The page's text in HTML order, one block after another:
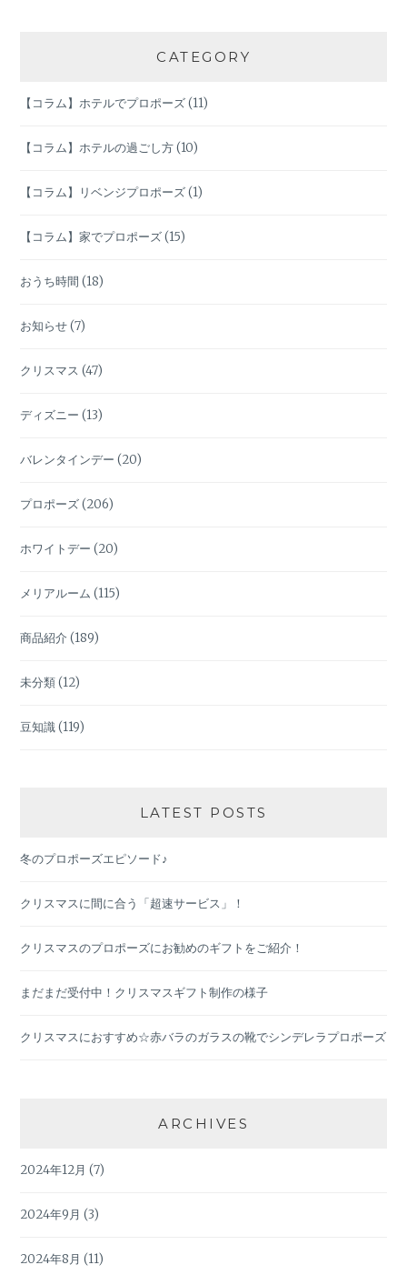
ン
CATEGORY
【コラム】ホテルでプロポーズ(11)
【コラム】ホテルの過ごし方(10)
【コラム】リベンジプロポーズ(1)
【コラム】家でプロポーズ(15)
おうち時間 (18)
お知らせ(7)
クリスマス (47)
ディズニー (13)
バレンタインデー (20)
プロポーズ(206)
ホワイトデー (20)
メリアルーム (115)
商品紹介 (189)
未分類(12)
豆知識(119)
LATEST POSTS
冬のプロポーズエピソード♪
クリスマスに間に合う「超速サービス」！
クリスマスのプロポーズにお勧めのギフトをご紹介！
まだまだ受付中！クリスマスギフト制作の様子
クリスマスにおすすめ☆赤バラのガラスの靴でシンデレラプロポーズ
ARCHIVES
2024年12月 (7)
2024年9月 (3)
2024年8月 (11)